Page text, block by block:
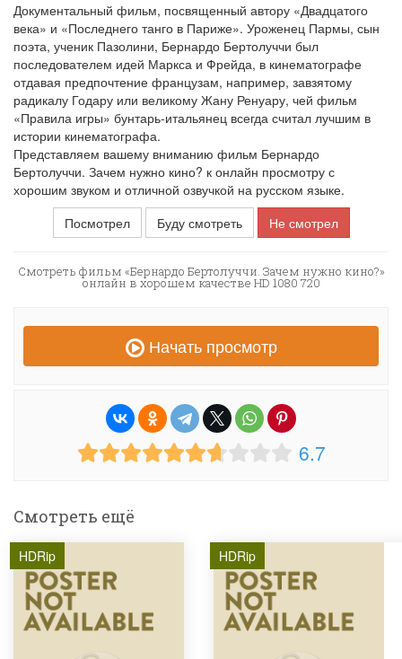
Документальный фильм, посвященный автору «Двадцатого
века» и «Последнего танго в Париже». Уроженец Пармы, сын
поэта, ученик Пазолини, Бернардо Бертолуччи был
последователем идей Маркса и Фрейда, в кинематографе
отдавая предпочтение французам, например, завзятому
радикалу Годару или великому Жану Ренуару, чей фильм
«Правила игры» бунтарь-итальянец всегда считал лучшим в
истории кинематографа.
Представляем вашему вниманию фильм Бернардо
Бертолуччи. Зачем нужно кино? к онлайн просмотру с
хорошим звуком и отличной озвучкой на русском языке.
Посмотрел
Буду смотреть Не смотрел
Смотреть фильм «Бернардо Бертолуччи. Зачем нужно кино?»
онлайн в хорошем качестве HD 1080 720
Начать просмотр
6.7
Смотреть ещё
HDRip HDRip